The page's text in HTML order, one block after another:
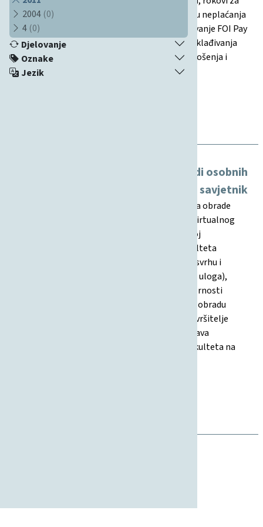
2004 (0)
4 (0)
Djelovanje
Oznake
Jezik
naplatu, te način obavještavanja i mjere u slučaju neplaćanja
putem FOI Pay sustava. Također, uređuje povezivanje FOI Pay
sustava s računovodstvenim programom radi usklađivanja
podataka. Procedura stupa na snagu danom donošenja i
objavljuje se na internetskoj stranici fakulteta.
Uvjeti korištenja i informacija o obradi osobnih
podataka – AIVA Virtualni akademski savjetnik
Ovaj dokument definira uvjete korištenja i pravila obrade
osobnih podataka za korištenje sustava AIVA – Virtualnog
akademskog savjetnika, temeljenog na umjetnoj
inteligenciji i integriranog u Moodle sustav Fakulteta
organizacije i informatike. Dokument propisuje svrhu i
funkcionalnosti sustava (isključivo savjetodavna uloga),
pravila ponašanja korisnika, ograničenja odgovornosti
Fakulteta, intelektualno vlasništvo, kategorije i obradu
osobnih podataka (uključujući pravnu osnovu, izvršitelje
obrade, sigurnosne mjere, razdoblje čuvanja i prava
ispitanika prema GDPR-u). Definira se i pravo Fakulteta na